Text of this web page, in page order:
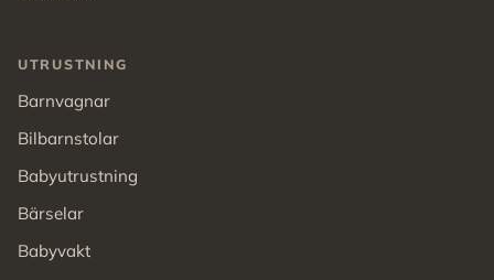
UTRUSTNING
Barnvagnar
Bilbarnstolar
Babyutrustning
Bärselar
Babyvakt